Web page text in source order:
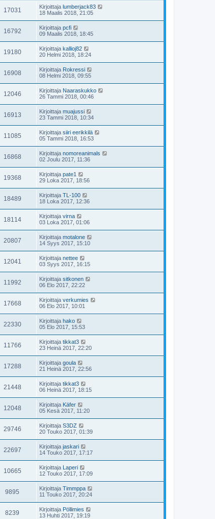
17031 Kirjoittaja lumberjack83
18 Maalis 2018, 21:05
16792 Kirjoittaja pcfi
09 Maalis 2018, 18:45
19180 Kirjoittaja kallioj82
20 Helmi 2018, 18:24
16908 Kirjoittaja Rokressi
08 Helmi 2018, 09:55
12046 Kirjoittaja Naaraskukko
26 Tammi 2018, 00:46
16913 Kirjoittaja muajussi
23 Tammi 2018, 10:34
11085 Kirjoittaja siiri eerikkilä
05 Tammi 2018, 16:53
16868 Kirjoittaja nomoreanimals
02 Joulu 2017, 11:36
19368 Kirjoittaja pate1
29 Loka 2017, 18:56
18489 Kirjoittaja TL-100
18 Loka 2017, 12:36
18114 Kirjoittaja virna
03 Loka 2017, 01:06
20807 Kirjoittaja motalone
14 Syys 2017, 15:10
12041 Kirjoittaja nettee
03 Syys 2017, 16:15
11992 Kirjoittaja sitkonen
06 Elo 2017, 22:22
17668 Kirjoittaja verkumies
06 Elo 2017, 10:01
22330 Kirjoittaja hako
05 Elo 2017, 15:53
11766 Kirjoittaja tikkat3
23 Heinä 2017, 22:20
17288 Kirjoittaja goula
21 Heinä 2017, 22:56
21448 Kirjoittaja tikkat3
06 Heinä 2017, 18:15
12048 Kirjoittaja Käfer
05 Kesä 2017, 11:20
29746 Kirjoittaja S3DZ
20 Touko 2017, 01:39
22697 Kirjoittaja jaskari
14 Touko 2017, 17:17
10665 Kirjoittaja Laperi
12 Touko 2017, 17:09
9895 Kirjoittaja Timmppa
11 Touko 2017, 20:24
8239 Kirjoittaja Pöllimies
13 Huhti 2017, 19:19